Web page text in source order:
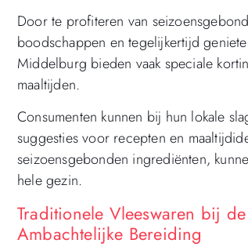
Door te profiteren van
boodschappen en tegelijkertijd
Middelburg bieden vaak speciale
maaltijden.
Consumenten kunnen bij hun lokale
suggesties voor recepten en
seizoensgebonden ingrediënten,
hele gezin.
Traditionele Vleeswaren bij
Ambachtelijke Bereiding